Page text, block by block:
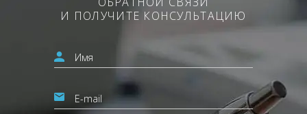
И ПОЛУЧИТЕ КОНСУЛЬТАЦИЮ